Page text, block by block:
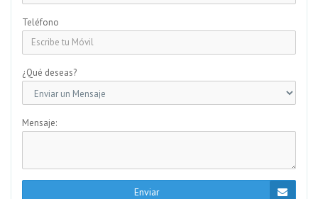
Teléfono
¿Qué deseas?
Mensaje:
Enviar